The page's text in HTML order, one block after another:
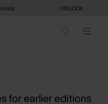
UNG:DOX
for earlier editions